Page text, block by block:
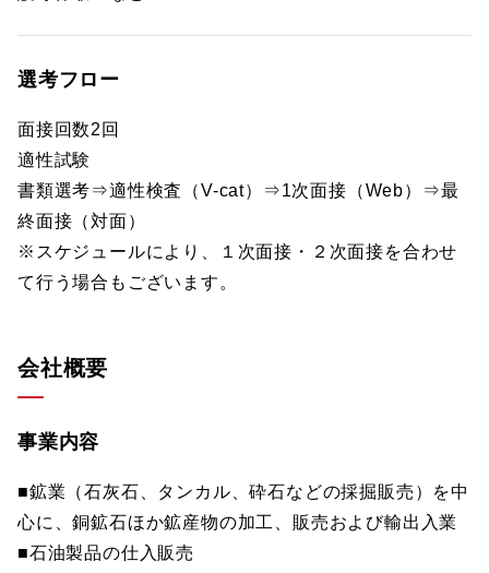
選考フロー
面接回数2回
適性試験
書類選考⇒適性検査（V-cat）⇒1次面接（Web）⇒最
終面接（対面）
※スケジュールにより、１次面接・２次面接を合わせ
て行う場合もございます。
会社概要
事業内容
■鉱業（石灰石、タンカル、砕石などの採掘販売）を中
心に、銅鉱石ほか鉱産物の加工、販売および輸出入業
■石油製品の仕入販売